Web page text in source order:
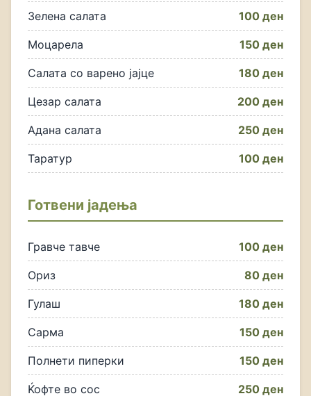
Зелена салата 100 ден
Моцарела 150 ден
Салата со варено јајце 180 ден
Цезар салата 200 ден
Адана салата 250 ден
Таратур 100 ден
Готвени јадења
Гравче тавче 100 ден
Ориз 80 ден
Гулаш 180 ден
Сарма 150 ден
Полнети пиперки 150 ден
Ќофте во сос 250 ден